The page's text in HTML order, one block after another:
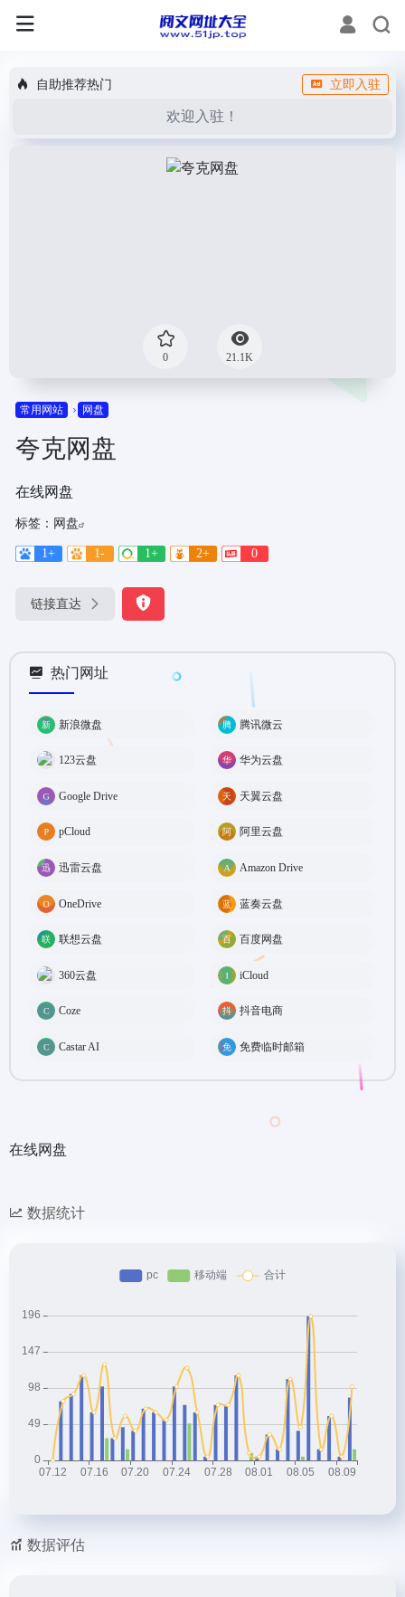
自助推荐热门 立即入驻
欢迎入驻！
0 21.1K
常用网站 网盘
夸克网盘
在线网盘
标签： 网盘
1+ 1- 1+ 2+ 0
链接直达
热门网址
新浪微盘 腾讯微云
123云盘 华为云盘
Google Drive 天翼云盘
pCloud 阿里云盘
迅雷云盘 Amazon Drive
OneDrive 蓝奏云盘
联想云盘 百度网盘
360云盘 iCloud
Coze 抖音电商
Castar AI 免费临时邮箱
在线网盘
数据统计
数据评估